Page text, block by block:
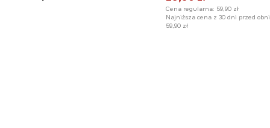
Cena regularna: 59,90 zł
Najniższa cena z 30 dni przed
59,90 zł